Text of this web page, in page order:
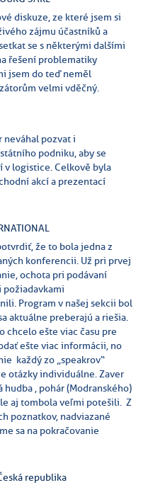
diskuze, ze které jsem si
zájmu účastníků a
se s některými dalšími
řešení problematiky
jsem do teď neměl
velmi vděčný.
neváhal pozvat i
podniku, aby se
v logistice. Celkově byla
akcí a prezentací
že to bola jedna z
konferencii. Už pri prvej
ochota pri podávaní
Program v našej sekcii bol
aktuálne preberajú a riešia.
chcelo ešte viac času pre
ešte viac informácii, no
každý zo „speakrov“
otázky individuálne. Zaver
, pohár (Modranského)
aj tombola veľmi potešili. Z
poznatkov, nadviazané
sa na pokračovanie
republika